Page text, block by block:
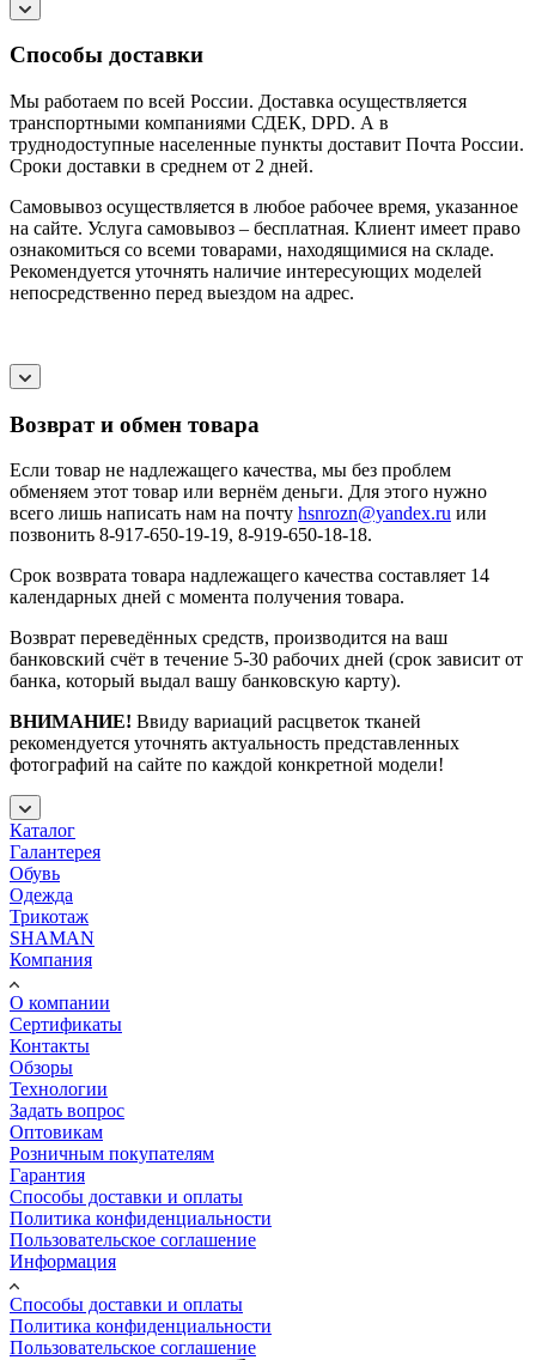
Способы доставки
Мы работаем по всей России. Доставка осуществляется
транспортными компаниями СДЕК, DPD. А в
труднодоступные населенные пункты доставит Почта России.
Сроки доставки в среднем от 2 дней.
Самовывоз осуществляется в любое рабочее время, указанное
на сайте. Услуга самовывоз – бесплатная. Клиент имеет право
ознакомиться со всеми товарами, находящимися на складе.
Рекомендуется уточнять наличие интересующих моделей
непосредственно перед выездом на адрес.
Возврат и обмен товара
Если товар не надлежащего качества, мы без проблем
обменяем этот товар или вернём деньги. Для этого нужно
всего лишь написать нам на почту hsnrozn@yandex.ru или
позвонить 8-917-650-19-19, 8-919-650-18-18.
Срок возврата товара надлежащего качества составляет 14
календарных дней с момента получения товара.
Возврат переведённых средств, производится на ваш
банковский счёт в течение 5-30 рабочих дней (срок зависит от
банка, который выдал вашу банковскую карту).
ВНИМАНИЕ! Ввиду вариаций расцветок тканей
рекомендуется уточнять актуальность представленных
фотографий на сайте по каждой конкретной модели!
Каталог
Галантерея
Обувь
Одежда
Трикотаж
SHAMAN
Компания
О компании
Сертификаты
Контакты
Обзоры
Технологии
Задать вопрос
Оптовикам
Розничным покупателям
Гарантия
Способы доставки и оплаты
Политика конфиденциальности
Пользовательское соглашение
Информация
Способы доставки и оплаты
Политика конфиденциальности
Пользовательское соглашение